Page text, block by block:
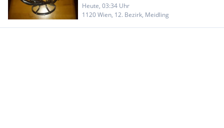
Heute, 03:34 Uhr
1120 Wien, 12. Bezirk, Meidling